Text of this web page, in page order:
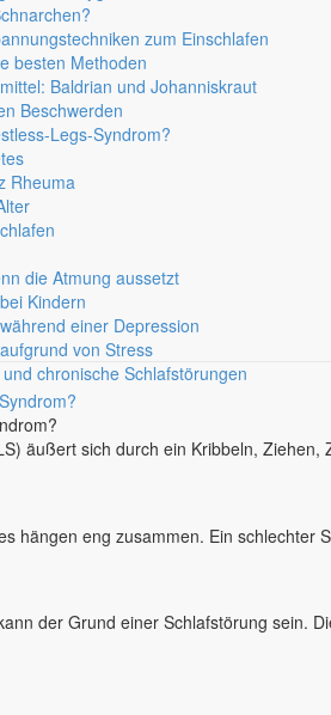
zum Einschlafen
besten Methoden
Baldrian und Johanniskraut
Beschwerden
Legs-Syndrom?
Rheuma
die Atmung aussetzt
Kindern
einer Depression
von Stress
chronische Schlafstörungen
äußert sich durch ein Kribbeln,
hängen eng zusammen. Ein
der Grund einer Schlafstörung sein.